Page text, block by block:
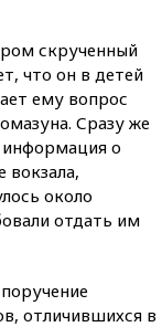
скрученный
что он в детей
ему вопрос
Сразу же
информация о
вокзала,
около
отдать им
отличившихся в